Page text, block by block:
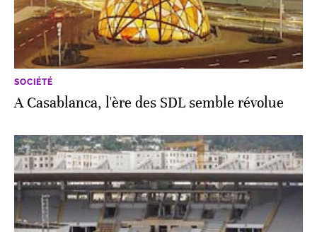
SOCIÉTÉ
A Casablanca, l'ère des SDL semble révolue